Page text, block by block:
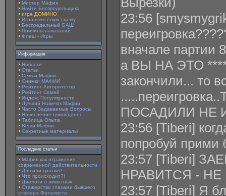
Мистер Мафия
Найти Беспредельщика
игра ДОМИНО
Игра в весёлую сказку
Беспредельный БАШ
Причины наказаний
Флеш - Игры
Информация
Новости
Статьи
Семьи Мафии
Снимки МАФИИ
Рейтинг Авторитетов
Рейтинг Семей
Индекс Популярности
Лучший Новичок Мафии
Часто Задаваемые Вопросы
Начисление очков/денег
Таблица Опыта
Вещи Мафии
Секретные материалы
Последние статьи
Мафия как отражение
современной действительности
Для или против?
Что происходит?!
Диалоги о животных.
Стажерство глазами бывшего
стажера Фаталиста
23:56
вначале партии
а ВЫ НА ЭТО
закончили... то
ПОСАДИЛИ НЕ
23:56 [Tiberi]
попробуй прими
23:57 [Tiberi]
НРАВИТСЯ - НЕ
23:57 [Tiberi] Я